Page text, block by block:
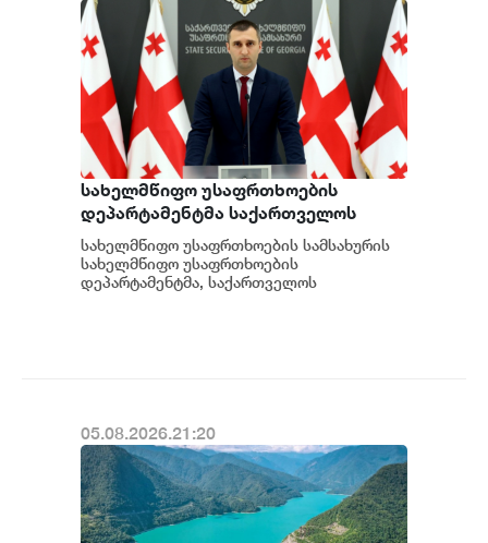
სახელმწიფო უსაფრთხოების
დეპარტამენტმა საქართველოს
სახელმწიფო ინტერესების
საზიანოდ საბოტაჟის მუხლით
გამოძიება დაიწყო
სახელმწიფო უსაფრთხოების სამსახურის
სახელმწიფო უსაფრთხოების
დეპარტამენტმა, საქართველოს
05.08.2026.21:20